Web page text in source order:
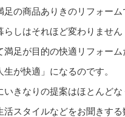
足の商品ありきのリフォー
らしはそれほど変わりません
満足が目的の快適リフォー
生が快適」になるのです。
いきなりの提案はほとんどな
活スタイルなどをお聞きす